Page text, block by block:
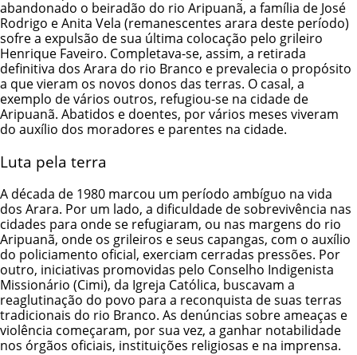
abandonado o beiradão do rio Aripuanã, a família de José
Rodrigo e Anita Vela (remanescentes arara deste período)
sofre a expulsão de sua última colocação pelo grileiro
Henrique Faveiro. Completava-se, assim, a retirada
definitiva dos Arara do rio Branco e prevalecia o propósito
a que vieram os novos donos das terras. O casal, a
exemplo de vários outros, refugiou-se na cidade de
Aripuanã. Abatidos e doentes, por vários meses viveram
do auxílio dos moradores e parentes na cidade.
Luta pela terra
A década de 1980 marcou um período ambíguo na vida
dos Arara. Por um lado, a dificuldade de sobrevivência nas
cidades para onde se refugiaram, ou nas margens do rio
Aripuanã, onde os grileiros e seus capangas, com o auxílio
do policiamento oficial, exerciam cerradas pressões. Por
outro, iniciativas promovidas pelo Conselho Indigenista
Missionário (Cimi), da Igreja Católica, buscavam a
reaglutinação do povo para a reconquista de suas terras
tradicionais do rio Branco. As denúncias sobre ameaças e
violência começaram, por sua vez, a ganhar notabilidade
nos órgãos oficiais, instituições religiosas e na imprensa.